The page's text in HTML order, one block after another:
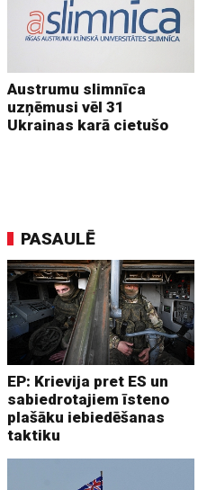
Austrumu slimnīca
uzņēmusi vēl 31
Ukrainas karā cietušo
PASAULĒ
EP: Krievija pret ES un
sabiedrotajiem īsteno
plašāku iebiedēšanas
taktiku